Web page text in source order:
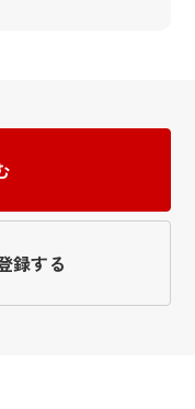
録する